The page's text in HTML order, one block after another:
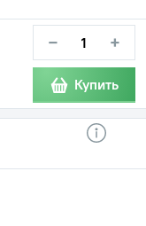
− +
Купить